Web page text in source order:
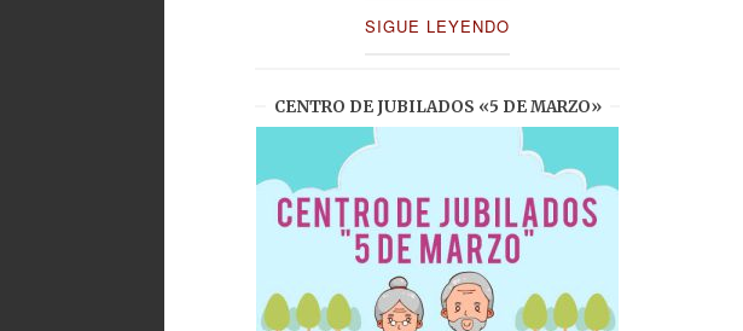
SIGUE LEYENDO
CENTRO DE JUBILADOS «5 DE MARZO»